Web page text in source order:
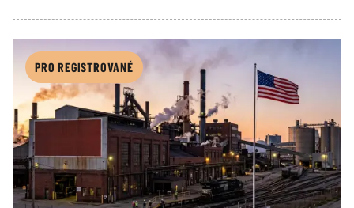
nepůsobilo jako předem daná formalita. Investoři
současně oceňovali nezanedbatelnou možnost zvýšení
sazeb a do jednání vstupovali s mírou nejistoty, která
byla v posledních letech před zasedáními Fedu spíše
výjimečná.
PRO REGISTROVANÉ